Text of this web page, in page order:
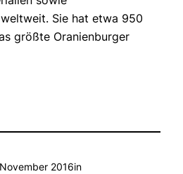
Sie hat etwa 950
größte Oranienburger
2016in